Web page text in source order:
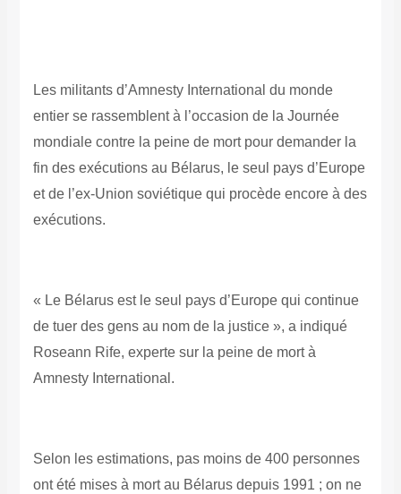
Les militants d’Amnesty International du monde
entier se rassemblent à l’occasion de la Journée
mondiale contre la peine de mort pour demander la
fin des exécutions au Bélarus, le seul pays d’Europe
et de l’ex-Union soviétique qui procède encore à des
exécutions.
« Le Bélarus est le seul pays d’Europe qui continue
de tuer des gens au nom de la justice », a indiqué
Roseann Rife, experte sur la peine de mort à
Amnesty International.
Selon les estimations, pas moins de 400 personnes
ont été mises à mort au Bélarus depuis 1991 ; on ne